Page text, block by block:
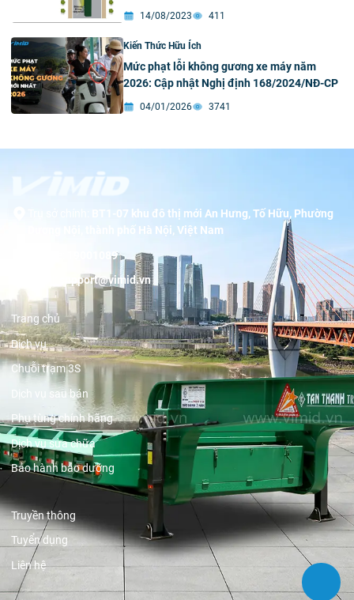
14/08/2023 411
Kiến Thức Hữu Ích
Mức phạt lỗi không gương xe máy năm
2026: Cập nhật Nghị định 168/2024/NĐ-CP
04/01/2026 3741
BT1-07 khu đô thị mới An Hưng, Tố Hữu, Phường
Dương Nội, thành phố Hà Nội, Việt Nam
19001089
support@vimid.vn
Trang chủ
Dịch vụ
Chuỗi trạm 3S
Dịch vụ sau bán
Phụ tùng chính hãng
Dịch vụ sửa chữa
Bảo hành bảo dưỡng
Truyền thông
Tuyển dụng
Liên hệ